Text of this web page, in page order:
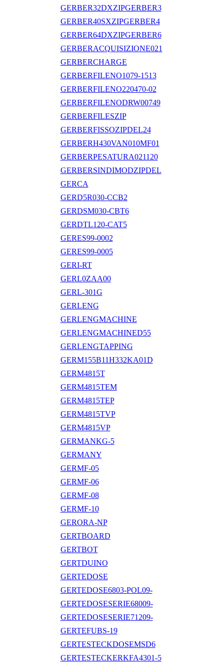
GERBER32DXZIPGERBER3
GERBER40SXZIPGERBER4
GERBER64DXZIPGERBER6
GERBERACQUISIZIONE021
GERBERCHARGE
GERBERFILENO1079-1513
GERBERFILENO220470-02
GERBERFILENODRW00749
GERBERFILESZIP
GERBERFISSOZIPDEL24
GERBERH430VAN010MF01
GERBERPESATURA021120
GERBERSINDIMODZIPDEL
GERCA
GERD5R030-CCB2
GERDSM030-CBT6
GERDTL120-CAT5
GERES99-0002
GERES99-0005
GERI-RT
GERL0ZAA00
GERL-301G
GERLENG
GERLENGMACHINE
GERLENGMACHINED55
GERLENGTAPPING
GERM155B11H332KA01D
GERM4815T
GERM4815TEM
GERM4815TEP
GERM4815TVP
GERM4815VP
GERMANKG-5
GERMANY
GERMF-05
GERMF-06
GERMF-08
GERMF-10
GERORA-NP
GERTBOARD
GERTBOT
GERTDUINO
GERTEDOSE
GERTEDOSE6803-POL09-
GERTEDOSESERIE68009-
GERTEDOSESERIE71209-
GERTEFUBS-19
GERTESTECKDOSEMSD6
GERTESTECKERKFA4301-5